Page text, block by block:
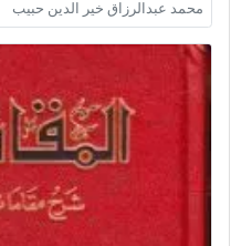
محمد عبدالرزاق خير الدين حبيب